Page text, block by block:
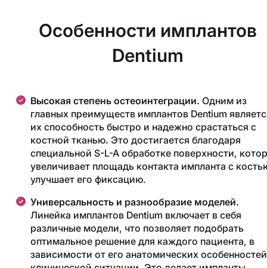
Особенности имплантов
Dentium
Высокая степень остеоинтеграции. Одним из
главных преимуществ имплантов Dentium
их способность быстро и надежно срастаться с
костной тканью. Это достигается благодаря
специальной S-L-A обработке поверхности,
увеличивает площадь контакта импланта с
улучшает его фиксацию.
Универсальность и разнообразие моделей.
Линейка имплантов Dentium включает в себя
различные модели, что позволяет подобрать
оптимальное решение для каждого пациента, в
зависимости от его анатомических